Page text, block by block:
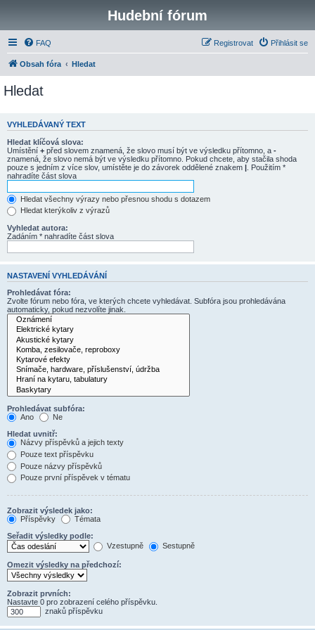
Hudební fórum
FAQ Přihlásit se
Registrovat
Obsah fóra Hledat
Hledat
VYHLEDÁVANÝ TEXT
Hledat klíčová slova:
Umístění + před slovem znamená, že slovo musí být ve výsledku přítomno, a -
znamená, že slovo nemá být ve výsledku přítomno. Pokud chcete, aby stačila shoda
pouze s jedním z více slov, umístěte je do závorek oddělené znakem | . Použitím *
nahradíte část slova
Hledat všechny výrazy nebo přesnou shodu s dotazem
Hledat kterýkoliv z výrazů
Vyhledat autora:
Zadáním * nahradíte část slova
NASTAVENÍ VYHLEDÁVÁNÍ
Prohledávat fóra:
Zvolte fórum nebo fóra, ve kterých chcete vyhledávat. Subfóra jsou prohledávána
automaticky, pokud nezvolíte jinak.
Prohledávat subfóra:
Ano
Ne
Hledat uvnitř:
Názvy příspěvků a jejich texty
Pouze text příspěvku
Pouze názvy příspěvků
Pouze první příspěvek v tématu
Zobrazit výsledek jako:
Příspěvky
Témata
Seřadit výsledky podle:
Vzestupně
Sestupně
Omezit výsledky na předchozí:
Zobrazit prvních:
Nastavte 0 pro zobrazení celého příspěvku.
znaků příspěvku